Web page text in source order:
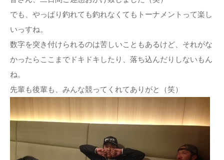
でも、やっぱり釣れても釣れなくてもトーナメントって楽し
いっすね。
数字を突き付けられるのは苦しいこともあるけど、それがな
かったらここまでドキドキしたり、落ち込んだりしないもん
ね。
先輩も後輩も、みんな競ってくれてありがと（笑）